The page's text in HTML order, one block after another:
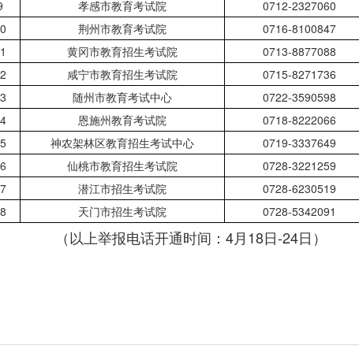
孝感市教育考试院
0712-2327060
荆州市教育考试院
0716-8100847
黄冈市教育招生考试院
0713-8877088
咸宁市教育招生考试院
0715-8271736
随州市教育考试中心
0722-3590598
恩施州教育考试院
0718-8222066
神农架林区教育招生考试中心
0719-3337649
仙桃市教育招生考试院
0728-3221259
潜江市招生考试院
0728-6230519
天门市招生考试院 0728-5342091
（以上举报电话开通时间：4月18日-24日）